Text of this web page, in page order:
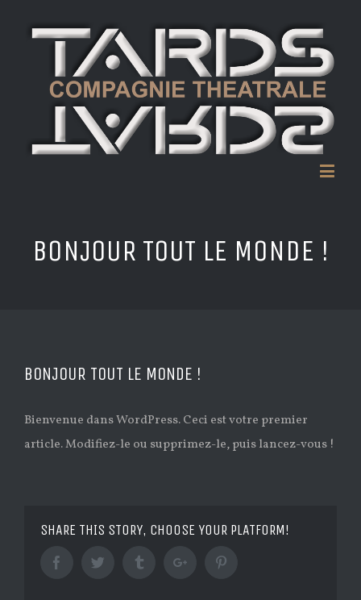
BONJOUR TOUT LE MONDE !
BONJOUR TOUT LE MONDE !
Bienvenue dans WordPress. Ceci est votre premier
article. Modifiez-le ou supprimez-le, puis lancez-vous !
SHARE THIS STORY, CHOOSE YOUR PLATFORM!
FacebookTwitter TumblrGoogleplus